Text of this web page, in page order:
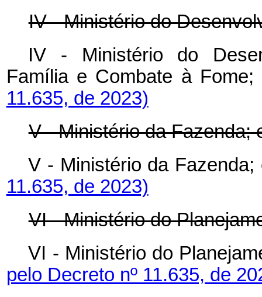
IV - Ministério do
IV - Ministério do
Família e Combate à
11.635, de 2023)
V - Ministério da Fazenda;
V - Ministério da
11.635, de 2023)
VI - Ministério do
VI - Ministério do
pelo Decreto nº 11.635, de